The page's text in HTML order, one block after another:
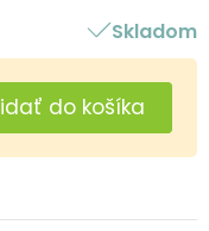
Skladom
do košíka